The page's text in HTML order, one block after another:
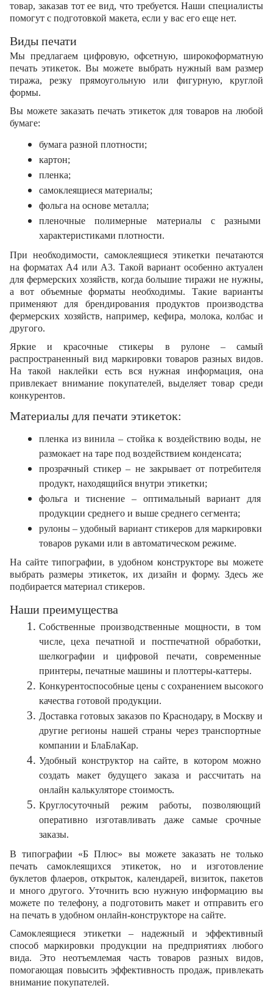
товар, заказав тот ее вид, что требуется. Наши специалисты
помогут с подготовкой макета, если у вас его еще нет.
Виды печати
Мы предлагаем цифровую, офсетную, широкоформатную
печать этикеток. Вы можете выбрать нужный вам размер
тиража, резку прямоугольную или фигурную, круглой
формы.
Вы можете заказать печать этикеток для товаров на любой
бумаге:
бумага разной плотности;
картон;
пленка;
самоклеящиеся материалы;
фольга на основе металла;
пленочные полимерные материалы с разными
характеристиками плотности.
При необходимости, самоклеящиеся этикетки печатаются
на форматах А4 или А3. Такой вариант особенно актуален
для фермерских хозяйств, когда большие тиражи не нужны,
а вот объемные форматы необходимы. Такие варианты
применяют для брендирования продуктов производства
фермерских хозяйств, например, кефира, молока, колбас и
другого.
Яркие и красочные стикеры в рулоне – самый
распространенный вид маркировки товаров разных видов.
На такой наклейки есть вся нужная информация, она
привлекает внимание покупателей, выделяет товар среди
конкурентов.
Материалы для печати этикеток:
пленка из винила – стойка к воздействию воды, не
размокает на таре под воздействием конденсата;
прозрачный стикер – не закрывает от потребителя
продукт, находящийся внутри этикетки;
фольга и тиснение – оптимальный вариант для
продукции среднего и выше среднего сегмента;
рулоны – удобный вариант стикеров для маркировки
товаров руками или в автоматическом режиме.
На сайте типографии, в удобном конструкторе вы можете
выбрать размеры этикеток, их дизайн и форму. Здесь же
подбирается материал стикеров.
Наши преимущества
Собственные производственные мощности, в том
числе, цеха печатной и постпечатной обработки,
шелкографии и цифровой печати, современные
принтеры, печатные машины и плоттеры-каттеры.
Конкурентоспособные цены с сохранением высокого
качества готовой продукции.
Доставка готовых заказов по Краснодару, в Москву и
другие регионы нашей страны через транспортные
компании и БлаБлаКар.
Удобный конструктор на сайте, в котором можно
создать макет будущего заказа и рассчитать на
онлайн калькуляторе стоимость.
Круглосуточный режим работы, позволяющий
оперативно изготавливать даже самые срочные
заказы.
В типографии «Б Плюс» вы можете заказать не только
печать самоклеящихся этикеток, но и изготовление
буклетов флаеров, открыток, календарей, визиток, пакетов
и много другого. Уточнить всю нужную информацию вы
можете по телефону, а подготовить макет и отправить его
на печать в удобном онлайн-конструкторе на сайте.
Самоклеящиеся этикетки – надежный и эффективный
способ маркировки продукции на предприятиях любого
вида. Это неотъемлемая часть товаров разных видов,
помогающая повысить эффективность продаж, привлекать
внимание покупателей.